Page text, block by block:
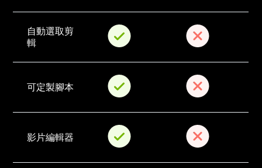
自動選取剪
輯
可定製腳本
影片編輯器